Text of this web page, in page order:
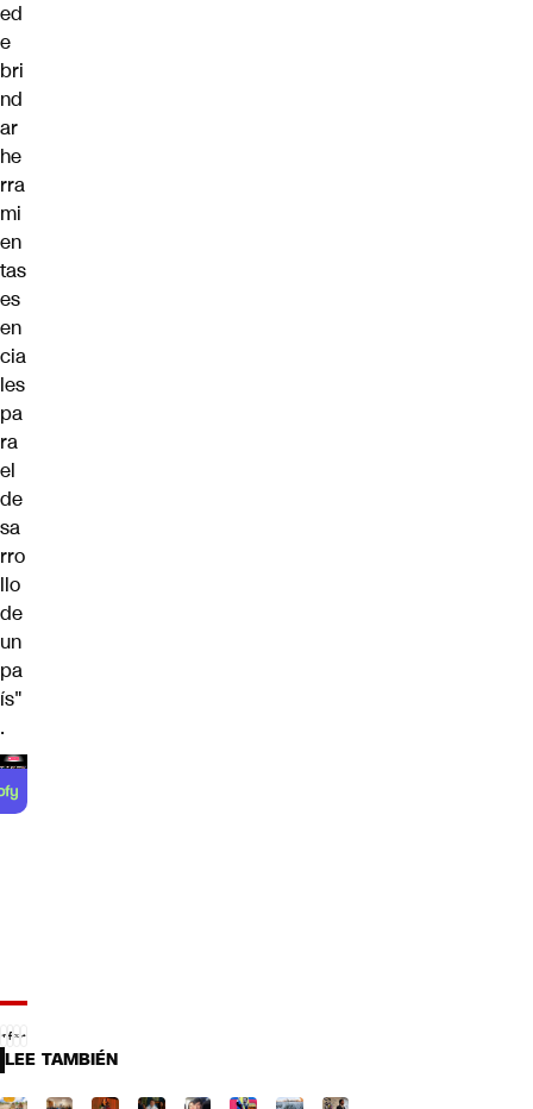
ed
e
bri
nd
ar
he
rra
mi
en
tas
es
en
cia
les
pa
ra
el
de
sa
rro
llo
de
un
pa
ís"
.
LEE TAMBIÉN